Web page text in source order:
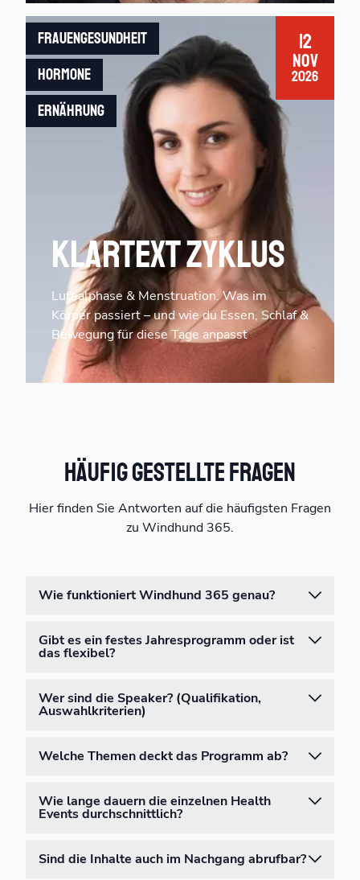
12
Nov
2026
Frauengesundheit
Hormone
Ernährung
Klartext Zyklus
Lutealphase & Menstruation. Was im
Körper passiert – und wie du Essen, Schlaf &
Bewegung für diese Tage anpasst
Häufig gestellte Fragen
Hier finden Sie Antworten auf die häufigsten Fragen
zu Windhund 365.
Wie funktioniert Windhund 365 genau?
Gibt es ein festes Jahresprogramm oder ist
das flexibel?
Wer sind die Speaker? (Qualifikation,
Auswahlkriterien)
Welche Themen deckt das Programm ab?
Wie lange dauern die einzelnen Health
Events durchschnittlich?
Sind die Inhalte auch im Nachgang abrufbar?